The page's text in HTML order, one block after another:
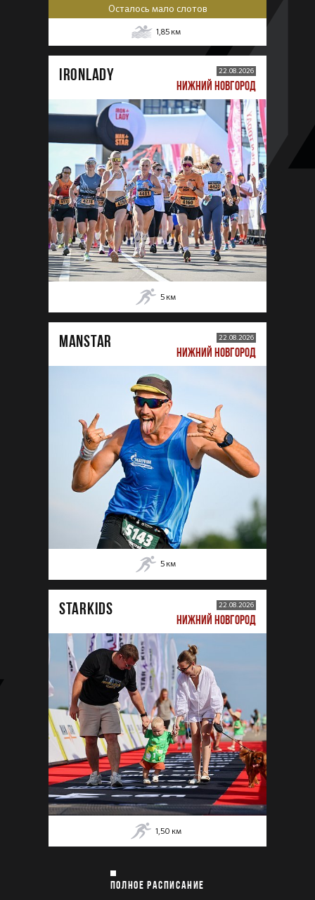
Осталось мало слотов
1,85 км
IRONLADY 22.08.2026
НИЖНИЙ НОВГОРОД
5 км
MANSTAR 22.08.2026
НИЖНИЙ НОВГОРОД
5 км
STARKIDS 22.08.2026
НИЖНИЙ НОВГОРОД
1,50 км
ПОЛНОЕ РАСПИСАНИЕ